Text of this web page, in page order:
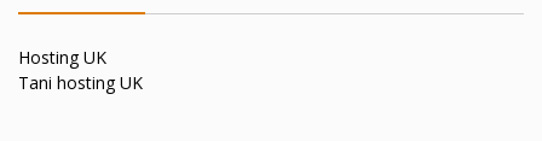
Hosting UK
Tani hosting UK